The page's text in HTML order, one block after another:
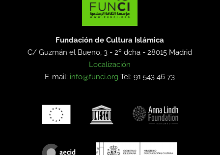
Fundación de Cultura Islámica
C/ Guzmán el Bueno, 3 - 2º dcha -28015 Madrid
Localización
E-mail: info@funci.org Tel: 91 543 46 73